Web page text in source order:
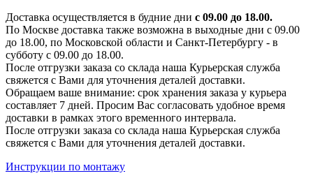
Доставка осуществляется в будние дни с 09.00 до 18.00.
По Москве доставка также возможна в выходные дни с 09.00
до 18.00, по Московской области и Санкт-Петербургу - в
субботу с 09.00 до 18.00.
После отгрузки заказа со склада наша Курьерская служба
свяжется с Вами для уточнения деталей доставки.
Обращаем ваше внимание: срок хранения заказа у курьера
составляет 7 дней. Просим Вас согласовать удобное время
доставки в рамках этого временного интервала.
После отгрузки заказа со склада наша Курьерская служба
свяжется с Вами для уточнения деталей доставки.
Инструкции по монтажу